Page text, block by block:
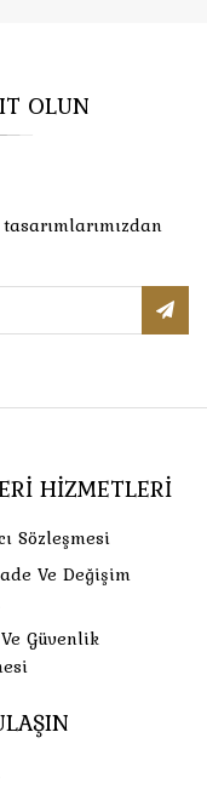
OLUN
HIZMETLERI
Sözleşmesi
Ve Değişim
Güvenlik